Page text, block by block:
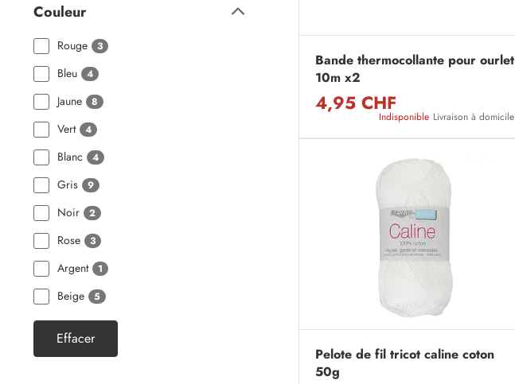
Couleur Replier
Rouge 3
Bleu 4
Jaune 8
Vert 4
Blanc 4
Gris 9
Noir 2
Rose 3
Argent 1
Beige 5
Effacer
Bande thermocollante pour ourlet
10m x2
4,95 CHF
Indisponible Livraison à domicile
Pelote de fil tricot caline coton
50g